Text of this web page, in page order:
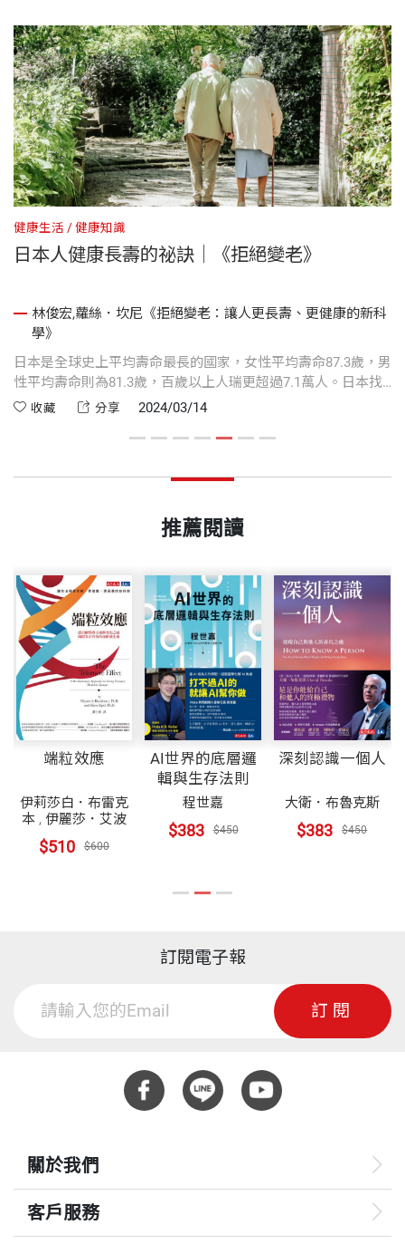
健康生活 健康知識
日本人健康長壽的祕訣｜《拒絕變老》
林俊宏,蘿絲．坎尼《拒絕變老：讓人更長壽、更健康的新科
學》
日本是全球史上平均壽命最長的國家，女性平均壽命87.3歲，男
性平均壽命則為81.3歲，百歲以上人瑞更超過7.1萬人。日本找
到了青春之泉嗎？以下深入探究日本人健康長壽的飲食祕訣。
收藏 分享 2024/03/14
推薦閱讀
端粒效應
伊莉莎白．布雷克
本, 伊麗莎．艾波
$510 $600
AI世界的底層邏
輯與生存法則
程世嘉
$383 $450
深刻認識一個人
大衛．布魯克斯
$383 $450
訂閱電子報
訂閱
關於我們
客戶服務